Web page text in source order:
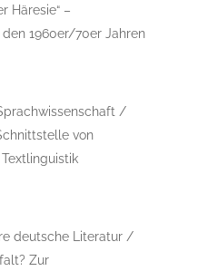
Häresie“ –
1960er/70er Jahren
/
von
deutsche Literatur /
Zur